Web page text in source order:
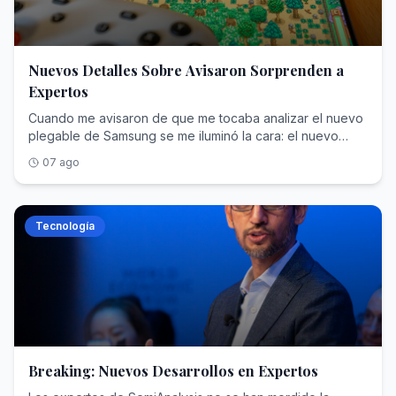
Nuevos Detalles Sobre Avisaron Sorprenden a
Expertos
Cuando me avisaron de que me tocaba analizar el nuevo plegable de Samsung se me iluminó la cara: el nuevo formato me ha encantado porque me recuerda a uno de mis preferidos, el OPPO Find N2. Esa ilusión pasó a diluirse cuando descubrí que mi boleto ganador era el Samsung Galaxy Z Fold8 Ultra, no el Fold8 a secas. Mi cara debió de ser la del famoso meme de la independencia catalana. Eso antes de analizarlo, porque después de dos semanas con él confieso que me alegro de mi suerte. El Samsung Galaxy Z Fold8 Ultra tiene un formato alargado, sí; no cambia en exceso con respecto a la mayoría de plegables, también, pero tiene un algo que lo convierte en una elección sensata: Samsung ha conseguido un plegable capaz de auparse al podio sin despeinarse. Venía del Vivo X Fold6 y no puedo estar más contento con el Galaxy Z Fold8 Ultra: es un telefonazo con mayúsculas. Índice de Contenidos (6) Ficha técnica del Samsung Galaxy Z Fold8 Ultra Diseño, pantallas y sonido: Samsung ha hecho los deberes Rendimiento y software: potencia con demasiado control Batería: lo bueno y lo malo del silicio-carbono Cámaras: el telefoto se queda atrás Samsung Galaxy Z Fold8 Ultra, la opinión y nota de Xataka Ficha técnica del Samsung Galaxy Z Fold8 Ultra SAMSUNG GALAXY Z Fold8 Ultra Dimensiones y peso Plegado: 72,8 x 158,4 x 8,9 mmDesplegado: 143,2 x 158,4 x 4,1 mm215 gramos pantalla plegable Dynamic AMOLED 2X de 8 pulgadasResolución QXGA+ (2.504 x 2.256 píxeles)422 píxeles por pulgada3.000 nitsTasa de refresco: 1-120 HzVision Booster pantalla principal Dynamic AMOLED 2X de 6,5 pulgadasResolución FullHD+ (1.080 x 2.520 píxeles)422 pppTasa de refresco: 1-120 HzVision Booster procesador Snapdragon 8 Elite Gen 5 para Galaxy Memoria ram y almacenamiento 12/256 GB12/512 GB16 GB/1 TB cámara principal Principal: 200 MP, quad pixel AF, OIS, f/1.7, FOV 85ºGran angular: 50 MP, OIS, f/1.7, FOV 120ºTelefoto: 10 MP, PDAF, OIS, f/2.4, FOV 36º, zoom 3x cámara frontal Pantalla principal: 10 MP, f/2.2, FOV 85ºPantalla plegable: 10 MP, f/2.2, FOV 100º batería 5.000 mAh Carga rápida de 45WCarga inalámbrica de 20WCarga inalámbrica inversa PowerShare conectividad 5G NSA/SALTEWi-Fi 7Bluetooth 6NFCGPS sistema operativo Android 17One UI 9 otros Resistencia IP48Altavoces estéreoLector de huellas capacitivo en el lateralGalaxy AIKnoxNow BriefNow Nudge precio Desde 2.199 euros Diseño, pantallas y sonido: Samsung ha hecho los deberes Llama la atención por lo compacto que es en la mano, porque parece un móvil “normal” cuando está plegado, por la gran superficie de uso que se abre ante los ojos al desplegarlo y por su excelente construcción de metal. La elección de los materiales, incluido el titanio de la bisagra, me parece acertada. El Samsung Galaxy Z Fold8 Ultra se siente premium, se ve como tal y funciona al nivel de lo que cualquiera esperaría por 2.200 euros. Dejando de lado si es o no caro para lo que ofrece (yo creo que sí), es un teléfono que da mucho más de lo que cualquiera necesita. Las pantallas son un escándalo. Y la interior ve muy reducida la presencia de la arruga El ratio de la pantalla exterior es alargado, todo lo contrario del Fold8 a secas. Dicho panel tiene unos marcos generosos y ofrece lo máximo que puede dar Samsung en tecnología AMOLED. Me parece una delicia en todas las condiciones, ver cualquier contenido en la pantalla frontal supone disfrutarlo con detalle, nitidez, con un excelente rango de color, ajustado en saturación y con un contraste altísimo. También el brillo es muy alto: no se inmuta ni bajo el sol directo de agosto. Más fino no se puede: el USB C marca los límites Los cantos del teléfono son finos, al nivel de que apenas tiene espacio el USB C. Samsung ha evolucionado el cuerpo del Fold7 para hacerlo aún más fino en el Samsung Galaxy Z Fold8 Ultra. Sin que el móvil sea exageradamente grande: venía del Vivo X Fold6 y el de Samsung me parecía hasta pequeño. Sin que esto implique perder calidad ni versatilidad en la reproducción de contenido. La certificación IP48 garantiza protección contra el agua. Contra el polvo no tanto con el polvo y la arena La resistencia queda un poco por detrás de la competencia: el Galaxy Z Fold8 Ultra está certificado con IP48 (el polvo sigue siendo su peor enemigo). Mantiene el doble altavoz estéreo, uno en cada canto del móvil. Con un sonido que sorprende por su potencia y por su calidad: medí 90 dB máximos de presión sonora. Los altavoces externos tienen bastante potencia para ser los de un plegable. Acusan cierta estridencia a volumen alto y eché en falta algo de pegada en los bajos Samsung ha rediseñado la bisagra para añadirle resistencia y mayor facilidad para abrir el teléfono. La acción de desplegado sigue siendo engorrosa: al ser tan fino, cuesta meter los dedos entre el mínimo hueco que deja el cuerpo. Es verdad que no ofrece tanta resistencia como otros plegables que he probado. Y hay otro punto positivo: Samsung ha conseguido disimular en buena medida la arruga interior de plegado. Está y se nota al tacto y a la vista, aunque no molesta. El Galaxy Z Fold8 Ultra subraya el sonido inalámbrico y con cable con audio Hi-Res, con una colección amplísima de códecs Bluetooth. Tiene salida de audio digital a través del USB C y es compatible con Display Port. El lector de huellas del Samsung Galaxy Z Fold8 ultra es muy fino, pero efectivo Turno del lector de huellas. Como suele ocurrir en los plegables, el escáner se sitúa en el lateral del teléfono, sobre el botón de encendido. Este es muy fino y de reducido tamaño. Aun así, lee muy bien la huella, desbloquea al instante con solo posar el dedo y no me ha hecho repetir demasiadas veces el desbloqueo porque no me detectó la huella. Correcto. Además, Samsung incluye el siempre bienvenido desbloqueo facial con la cámara frontal y también con la interior. He podido desbloquear el Galaxy Z Fold8 Ultra desplegándolo y dejando que la cámara interior me detectara. Rendimiento y software: potencia con demasiado control Sobre el papel, el Samsung Galaxy Z Fold8 Ultra parte con lo mejorcito en potencia para este año, el Snapdragon 8 Elite Gen 5 adaptado a los Galaxy. Es un SoC que ya he probado en muchos otros teléfonos, incluida la versión adaptada de Qualcomm para el Samsung Galaxy S26 Ultra, que tiene el mismo chip. Aunque en el Fold no se comporta de la misma manera: debido al escaso espacio que deja un grosor de 4,2 mm, el sistema debe estrangular el rendimiento muy pronto para que el móvil no se sobrecaliente. El Fold8 Ultra acusa un elevado throttling durante la ejecución a máximos. Esto se aprecia en los benchmarks, donde el rendimiento sostenido cae casi a la mitad tras los primeros minutos. Puede llegar a calentarse, sobre todo si se hacen ambas cosas: jugar y cargar. En el uso habitual, no me he encontrado con caídas apreciables de rendimiento durante el uso habitual y los juegos han funcionado con alta calidad gráfica en todo momento. El throttling tras diez minutos es muy acusado (captura de la derecha) Otro de los detalles negativos es el desplazamiento vertical: las aplicaciones a veces fluyen a saltos, incluso con la tasa de refresco adaptable. El sistema activa los 120 Hz en las animaciones dentro y entre apps, dejando a 1 Hz el panel cuando la imagen en pantalla es estática. No suele intercalar otras frecuencias, aunque todo depende de las apps. Por ejemplo, cuando reproduce vídeos en YouTube puede adaptar el refresco a los 30 o 60 Hz dependiendo de los fps del contenido. Turno de echarle un vistazo a los resultados de benchmark. A continuación tienes la tabla comparativa del Samsung Galaxy Z Fold8 Ultra con los plegables que le hacen competencia directa aparte de otros modelos igualmente premium. samsung galaxy z fold7 Motorola Razr Fold Honor Magic v6 xiaomi 17 ultra oppo find x9 ultra samsung galaxy s26 ultra iPhone 17 pro max PROCESADOR Snapdragon 8 Elite Gen 5 for Galaxy Snapdragon 8 Gen 5
07 ago
Tecnología
Breaking: Nuevos Desarrollos en Expertos